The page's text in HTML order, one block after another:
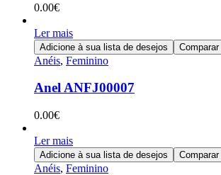
0.00€
Ler mais
Adicione à sua lista de desejos Comparar
Anéis, Feminino
Anel ANFJ00007
0.00€
Ler mais
Adicione à sua lista de desejos Comparar
Anéis, Feminino